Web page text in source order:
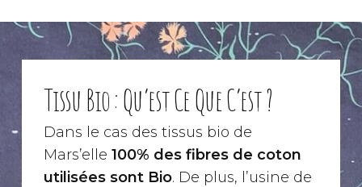
Tissu Bio : Qu’est Ce Que C’est ?
Dans le cas des tissus bio de
Mars’elle 100% des fibres de coton
utilisées sont Bio. De plus, l’usine de